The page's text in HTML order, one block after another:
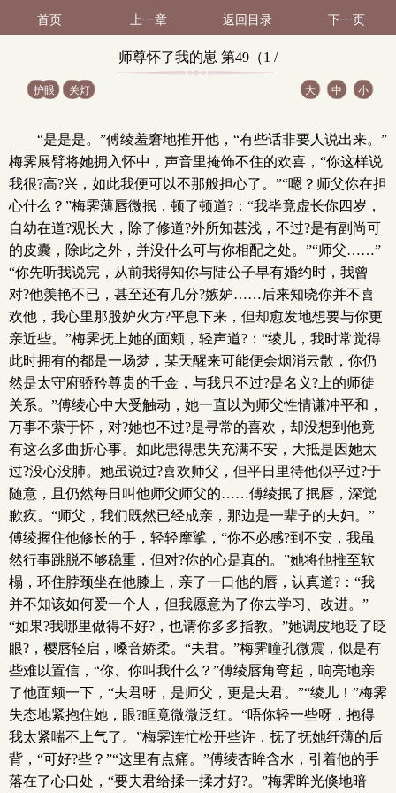
首页 上一章 返回目录 下一页
师尊怀了我的崽 第49（1 /
护眼 关灯 大 中 小
“是是是。”傅绫羞窘地推开他，“有些话非要人说出来。”
梅霁展臂将她拥入怀中，声音里掩饰不住的欢喜，“你这样说
我很?高?兴，如此我便可以不那般担心了。”“嗯？师父你在担
心什么？”梅霁薄唇微抿，顿了顿道?：“我毕竟虚长你四岁，
自幼在道?观长大，除了修道?外所知甚浅，不过?是有副尚可
的皮囊，除此之外，并没什么可与你相配之处。”“师父……”
“你先听我说完，从前我得知你与陆公子早有婚约时，我曾
对?他羡艳不已，甚至还有几分?嫉妒……后来知晓你并不喜
欢他，我心里那股妒火方?平息下来，但却愈发地想要与你更
亲近些。”梅霁抚上她的面颊，轻声道?：“绫儿，我时常觉得
此时拥有的都是一场梦，某天醒来可能便会烟消云散，你仍
然是太守府骄矜尊贵的千金，与我只不过?是名义?上的师徒
关系。”傅绫心中大受触动，她一直以为师父性情谦冲平和，
万事不萦于怀，对?她也不过?是寻常的喜欢，却没想到他竟
有这么多曲折心事。如此患得患失充满不安，大抵是因她太
过?没心没肺。她虽说过?喜欢师父，但平日里待他似乎过?于
随意，且仍然每日叫他师父师父的……傅绫抿了抿唇，深觉
歉疚。“师父，我们既然已经成亲，那边是一辈子的夫妇。”
傅绫握住他修长的手，轻轻摩挲，“你不必感?到不安，我虽
然行事跳脱不够稳重，但对?你的心是真的。”她将他推至软
榻，环住脖颈坐在他膝上，亲了一口他的唇，认真道?：“我
并不知该如何爱一个人，但我愿意为了你去学习、改进。”
“如果?我哪里做得不好?，也请你多多指教。”她调皮地眨了眨
眼?，樱唇轻启，嗓音娇柔。“夫君。”梅霁瞳孔微震，似是有
些难以置信，“你、你叫我什么？”傅绫唇角弯起，响亮地亲
了他面颊一下，“夫君呀，是师父，更是夫君。”“绫儿！”梅霁
失态地紧抱住她，眼?眶竟微微泛红。“唔你轻一些呀，抱得
我太紧喘不上气了。”梅霁连忙松开些许，抚了抚她纤薄的后
背，“可好?些？”“这里有点痛。”傅绫杏眸含水，引着他的手
落在了心口处，“要夫君给揉一揉才好?。”梅霁眸光倏地暗